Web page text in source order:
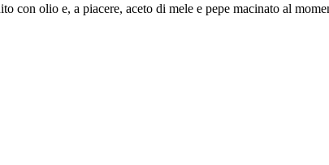
con olio e, a piacere, aceto di mele e pepe macinato al